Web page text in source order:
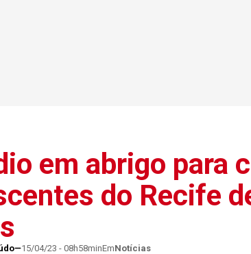
em abrigo para
do Recife
15/04/23 - 08h58minEmNotícias